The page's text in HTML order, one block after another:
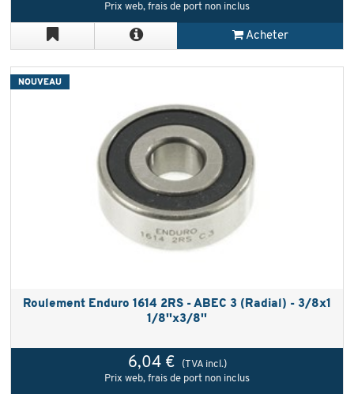
Prix web, frais de port non inclus
Acheter
Roulement Enduro 1614 2RS - ABEC 3 (Radial) - 3/8x1
1/8''x3/8''
6,04 €
(TVA incl.)
Prix web, frais de port non inclus
NOUVEAU